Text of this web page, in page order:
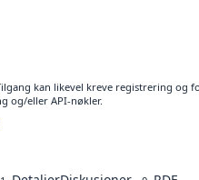
kan likevel kreve registrering og
og/eller API-nøkler.